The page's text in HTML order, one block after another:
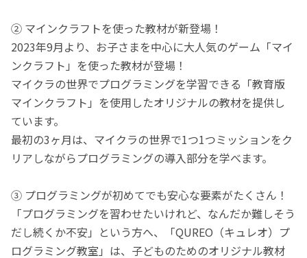
② マインクラフトを使った教材が新登場！
2023年9月より、お子さまを中心に大人気のゲーム「マイ
ンクラフト」を使った教材が登場！
マイクラの世界でプログラミングを学習できる「教育版
マインクラフト」を使用したオリジナルの教材を提供し
ています。
最初の3ヶ月は、マイクラの世界で1つ1つミッションをク
リアしながらプログラミングの導入部分を学べます。
③ プログラミングが初めてでも安心な要素がたくさん！
「プログラミングを習わせたいけれど、なんだか難しそう
だし続くか不安」という方へ、「QUREO（キュレオ）プ
ログラミング教室」は、子どものためのオリジナル教材